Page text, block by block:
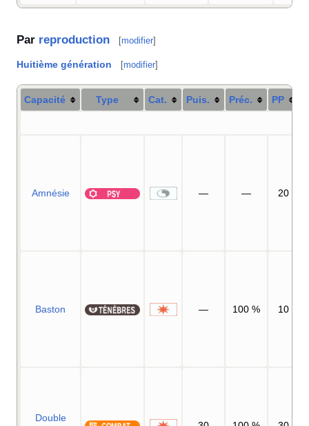
Par reproduction [modifier]
Huitième génération [modifier]
Capacité Type Cat. Puis. Préc. PP
Amnésie — — 20
Baston — 100 % 10
Double